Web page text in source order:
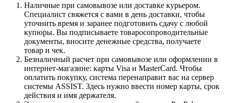
Наличные при самовывозе или доставке курьером.
Специалист свяжется с вами в день доставки, чтобы
уточнить время и заранее подготовить сдачу с любой
купюры. Вы подписываете товаросопроводительные
документы, вносите денежные средства, получаете
товар и чек.
Безналичный расчет при самовывозе или оформлении в
интернет-магазине: карты Visa и MasterCard. Чтобы
оплатить покупку, система перенаправит вас на сервер
системы ASSIST. Здесь нужно ввести номер карты, срок
действия и имя держателя.